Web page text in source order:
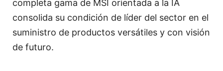
completa gama de MSI orientada a la IA
consolida su condición de líder del sector en el
suministro de productos versátiles y con visión
de futuro.